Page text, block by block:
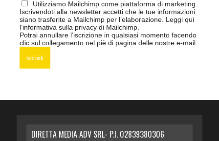
Utilizziamo Mailchimp come piattaforma di marketing.
Iscrivendoti alla newsletter accetti che le tue informazioni
siano trasferite a Mailchimp per l’elaborazione. Leggi qui
l’informativa sulla privacy di Mailchimp
Potrai annullare l’iscrizione in qualsiasi momento facendo
clic sul collegamento nel piè di pagina delle nostre e-mail.
DIRETTA MEDIA ADV SRL- P.I. 02839380306